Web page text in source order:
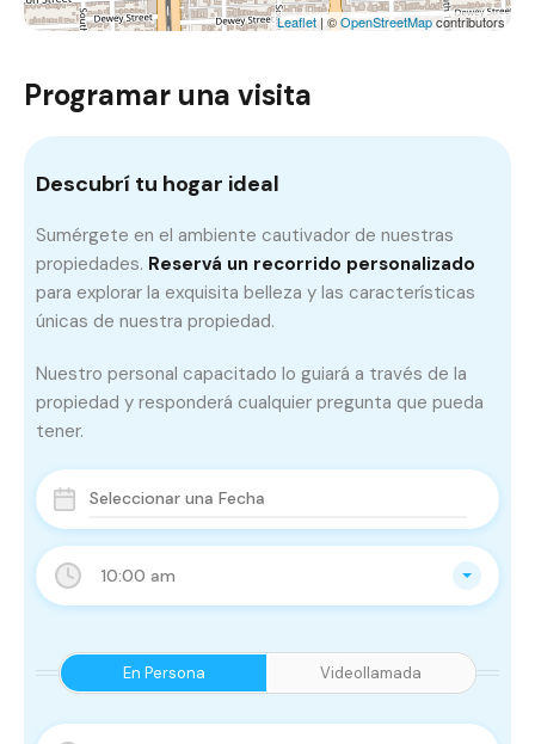
Leaflet| ©OpenStreetMapcontributors
Programar una visita
10:00 am
En Persona Videollamada
Descubrí tu hogar ideal
Sumérgete en el ambiente cautivador de nuestras
propiedades. Reservá un recorrido personalizado
para explorar la exquisita belleza y las características
únicas de nuestra propiedad.
Nuestro personal capacitado lo guiará a través de la
propiedad y responderá cualquier pregunta que pueda
tener.